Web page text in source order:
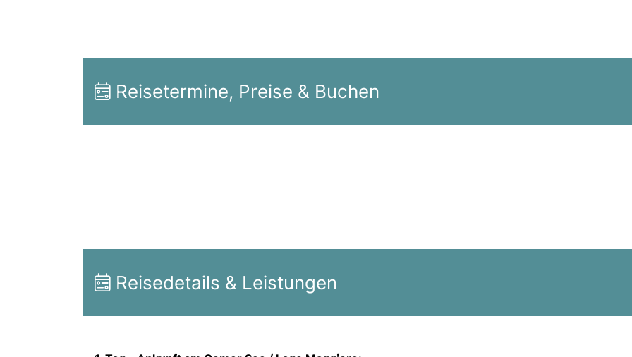
Reisetermine, Preise & Buchen
Reisedetails & Leistungen